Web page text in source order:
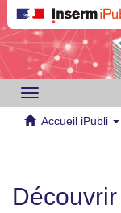
Toggle
navigation
Accueil iPubli